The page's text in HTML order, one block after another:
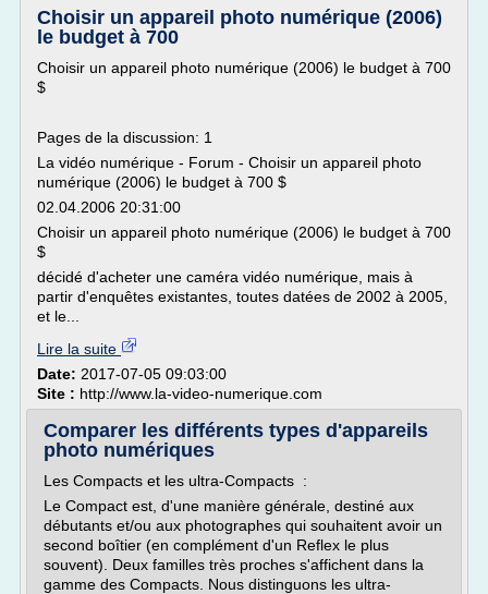
Choisir un appareil photo numérique (2006)
le budget à 700
Choisir un appareil photo numérique (2006) le budget à 700
$
Pages de la discussion: 1
La vidéo numérique - Forum - Choisir un appareil photo
numérique (2006) le budget à 700 $
02.04.2006 20:31:00
Choisir un appareil photo numérique (2006) le budget à 700
$
décidé d'acheter une caméra vidéo numérique, mais à
partir d'enquêtes existantes, toutes datées de 2002 à 2005,
et le...
Lire la suite
Date: 2017-07-05 09:03:00
Site : http://www.la-video-numerique.com
Comparer les différents types d'appareils
photo numériques
Les Compacts et les ultra-Compacts :
Le Compact est, d'une manière générale, destiné aux
débutants et/ou aux photographes qui souhaitent avoir un
second boîtier (en complément d'un Reflex le plus
souvent). Deux familles très proches s'affichent dans la
gamme des Compacts. Nous distinguons les ultra-